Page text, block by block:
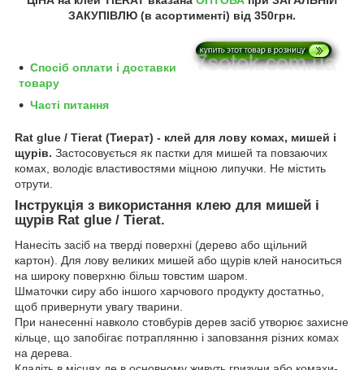
ЗАКУПІВЛЮ (в асортименті) від 350грн.
Спосіб оплати і доставки
товару
Часті питання
Rat glue / Tierat (Тиерат) - клей для лову комах, мишей і
щурів. Застосовується як пастки для мишей та повзаючих
комах, володіє властивостями міцною липучки. Не містить
отрути.
Інструкція з використання клею для мишей і
щурів Rat glue / Tierat.
Нанесіть засіб на тверді поверхні (дерево або щільний
картон). Для лову великих мишей або щурів клей наноситься
на широку поверхню більш товстим шаром.
Шматочки сиру або іншого харчового продукту достатньо,
щоб привернути увагу тварини.
При нанесенні навколо стовбурів дерев засіб утворює захисне
кільце, що запобігає потраплянню і заповзання різних комах
на дерева.